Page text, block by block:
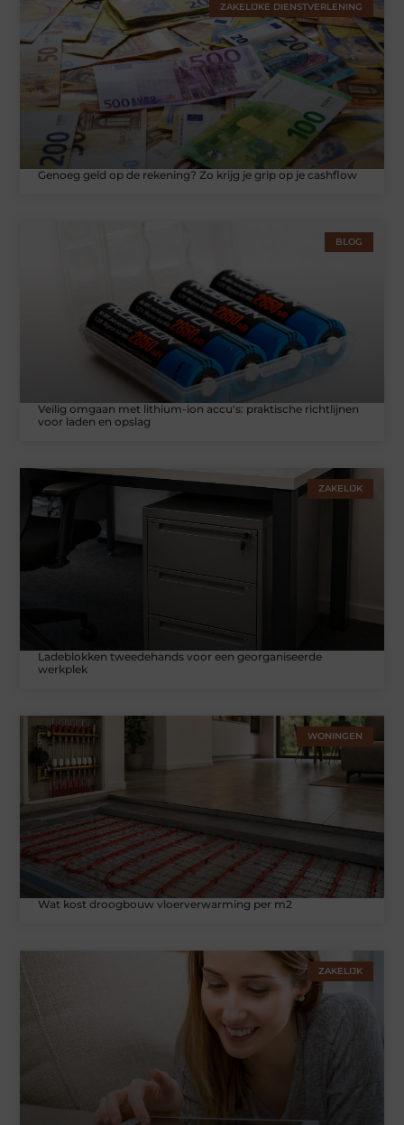
ZAKELIJKE DIENSTVERLENING
Genoeg geld op de rekening? Zo krijg je grip op je cashflow
BLOG
Veilig omgaan met lithium-ion accu's: praktische richtlijnen
voor laden en opslag
ZAKELIJK
Ladeblokken tweedehands voor een georganiseerde
werkplek
WONINGEN
Wat kost droogbouw vloerverwarming per m2
ZAKELIJK